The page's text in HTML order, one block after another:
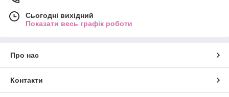
Сьогодні вихідний
Показати весь графік роботи
Про нас
Контакти